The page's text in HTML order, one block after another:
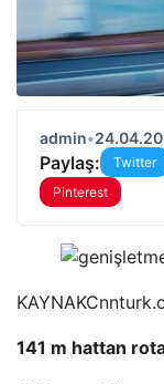
admin•
Paylaş: Twitter
Pinterest
KAYNAK
141 m hattan